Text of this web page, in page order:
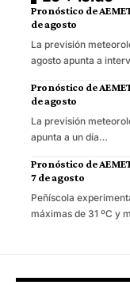
Pronóstico de
de agosto
La previsión
agosto apunta a
Pronóstico de
de agosto
La previsión
apunta a un día…
Pronóstico de
7 de agosto
Peñíscola
máximas de 31 ºC y